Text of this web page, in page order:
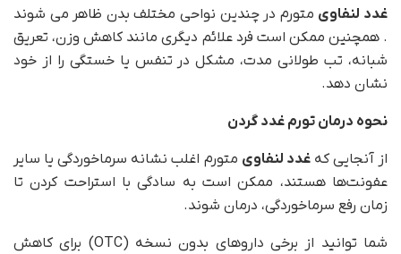
غدد لنفاوی متورم در چندین نواحی مختلف بدن ظاهر می شوند
. همچنین ممکن است فرد علائم دیگری مانند کاهش وزن، تعریق
شبانه، تب طولانی مدت، مشکل در تنفس یا خستگی را از خود
نشان دهد.
نحوه درمان تورم غدد گردن
از آنجایی کهغدد لنفاوی متورم اغلب نشانه سرماخوردگی یا سایر
عفونت‌ها هستند، ممکن است به سادگی با استراحت کردن تا
زمان رفع سرماخوردگی، درمان شوند.
شما توانید از برخی داروهای بدون نسخه (OTC) برای کاهش